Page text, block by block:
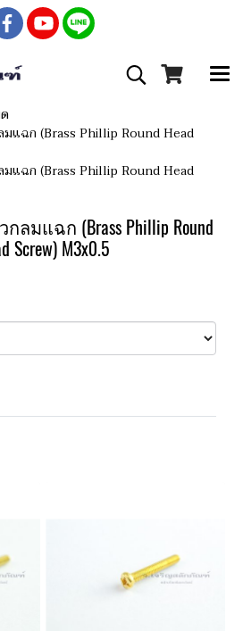
แฉก (Brass Phillip Round Head
แฉก (Brass Phillip Round Head
มแฉก (Brass Phillip Round
Screw) M3x0.5